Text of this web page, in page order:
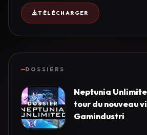
TÉLÉCHARGER
DOSSIERS
Neptunia
tour du nouveau
Gamindustri